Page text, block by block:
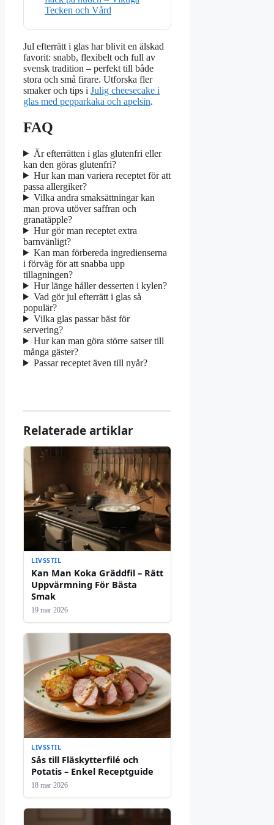
Tecken och Vård
Jul efterrätt i glas har blivit en älskad
favorit: snabb, flexibelt och full av
svensk tradition – perfekt till både
stora och små firare. Utforska fler
smaker och tips i Julig cheesecake i
glas med pepparkaka och apelsin.
FAQ
Är efterrätten i glas glutenfri eller
kan den göras glutenfri?
Hur kan man variera receptet för att
passa allergiker?
Vilka andra smaksättningar kan
man prova utöver saffran och
granatäpple?
Hur gör man receptet extra
barnvänligt?
Kan man förbereda ingredienserna
i förväg för att snabba upp
tillagningen?
Hur länge håller desserten i kylen?
Vad gör jul efterrätt i glas så
populär?
Vilka glas passar bäst för
servering?
Hur kan man göra större satser till
många gäster?
Passar receptet även till nyår?
Relaterade artiklar
LIVSSTIL
Kan Man Koka Gräddfil – Rätt
Uppvärmning För Bästa
Smak
19 mar 2026
LIVSSTIL
Sås till Fläskytterfilé och
Potatis – Enkel Receptguide
18 mar 2026